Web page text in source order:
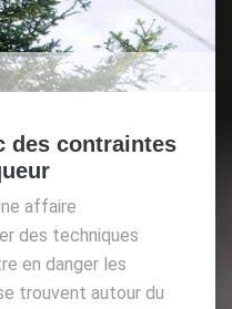
des contraintes
affaire
des techniques
en danger les
trouvent autour du